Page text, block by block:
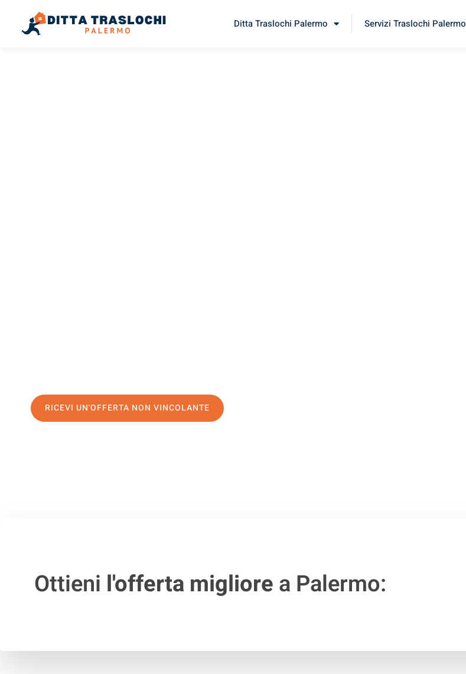
Ditta Traslochi Palermo Servizi Traslochi Palermo
RICEVI UN'OFFERTA NON VINCOLANTE
Ottieni l'offerta migliorea Palermo: